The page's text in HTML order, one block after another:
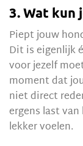
3. Wat kun
Piept jouw
Dit is eigenlijk
voor jezelf
moment dat
niet direct
ergens last
lekker voelen.